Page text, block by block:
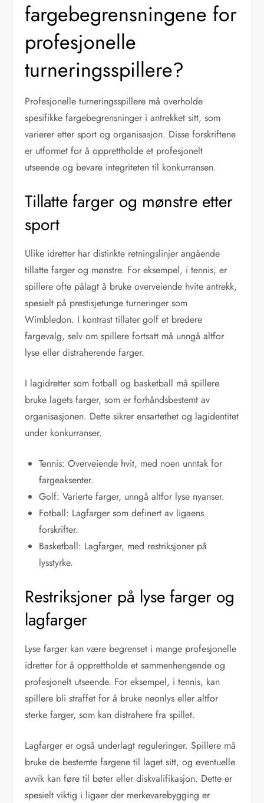
fargebegrensningene for
profesjonelle
turneringsspillere?
Profesjonelle turneringsspillere må overholde
spesifikke fargebegrensninger i antrekket sitt, som
varierer etter sport og organisasjon. Disse forskriftene
er utformet for å opprettholde et profesjonelt
utseende og bevare integriteten til konkurransen.
Tillatte farger og mønstre etter
sport
Ulike idretter har distinkte retningslinjer angående
tillatte farger og mønstre. For eksempel, i tennis, er
spillere ofte pålagt å bruke overveiende hvite antrekk,
spesielt på prestisjetunge turneringer som
Wimbledon. I kontrast tillater golf et bredere
fargevalg, selv om spillere fortsatt må unngå altfor
lyse eller distraherende farger.
I lagidretter som fotball og basketball må spillere
bruke lagets farger, som er forhåndsbestemt av
organisasjonen. Dette sikrer ensartethet og lagidentitet
under konkurranser.
Tennis: Overveiende hvit, med noen unntak for
fargeaksenter.
Golf: Varierte farger, unngå altfor lyse nyanser.
Fotball: Lagfarger som definert av ligaens
forskrifter.
Basketball: Lagfarger, med restriksjoner på
lysstyrke.
Restriksjoner på lyse farger og
lagfarger
Lyse farger kan være begrenset i mange profesjonelle
idretter for å opprettholde et sammenhengende og
profesjonelt utseende. For eksempel, i tennis, kan
spillere bli straffet for å bruke neonlys eller altfor
sterke farger, som kan distrahere fra spillet.
Lagfarger er også underlagt reguleringer. Spillere må
bruke de bestemte fargene til laget sitt, og eventuelle
avvik kan føre til bøter eller diskvalifikasjon. Dette er
spesielt viktig i ligaer der merkevarebygging er